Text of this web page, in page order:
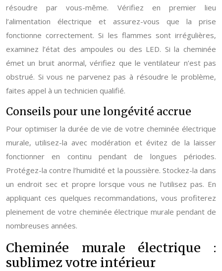
résoudre par vous-même. Vérifiez en premier lieu
l’alimentation électrique et assurez-vous que la prise
fonctionne correctement. Si les flammes sont irrégulières,
examinez l’état des ampoules ou des LED. Si la cheminée
émet un bruit anormal, vérifiez que le ventilateur n’est pas
obstrué. Si vous ne parvenez pas à résoudre le problème,
faites appel à un technicien qualifié.
Conseils pour une longévité accrue
Pour optimiser la durée de vie de votre cheminée électrique
murale, utilisez-la avec modération et évitez de la laisser
fonctionner en continu pendant de longues périodes.
Protégez-la contre l’humidité et la poussière. Stockez-la dans
un endroit sec et propre lorsque vous ne l’utilisez pas. En
appliquant ces quelques recommandations, vous profiterez
pleinement de votre cheminée électrique murale pendant de
nombreuses années.
Cheminée murale électrique :
sublimez votre intérieur